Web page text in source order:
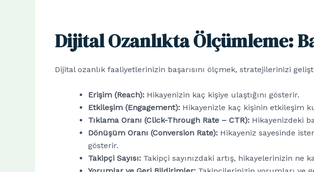
Dijital Ozanlıkta Ölçümleme:
Dijital ozanlık faaliyetlerinizin başarısını ölçmek, stratejilerinizi
Erişim (Reach): Hikayenizin kaç kişiye ulaştığını gösterir.
Etkileşim (Engagement): Hikayenizle kaç kişinin etkileşim
Tıklama Oranı (Click-Through Rate – CTR): Hikayenizdeki
Dönüşüm Oranı (Conversion Rate): Hikayeniz sayesinde
gösterir.
Takipçi Sayısı: Takipçi sayınızdaki artış, hikayelerinizin ne